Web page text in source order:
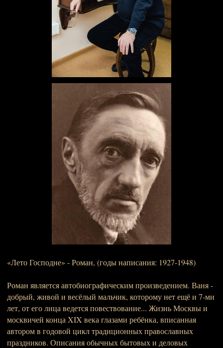
«Лето Господне» - Роман, (годы написания: 1927-1948)
Роман является автобиографическим произведением. Ваня -
добрый, живой и весёлый мальчик, которому нет ещё и 7-ми
лет, от его лица ведется повествование... Жизнь Москвы и
москвичей конца XIX века глазами ребёнка, вписанная
автором в годовой цикл традиционных православных
праздников. Описания обычных бытовых и деловых